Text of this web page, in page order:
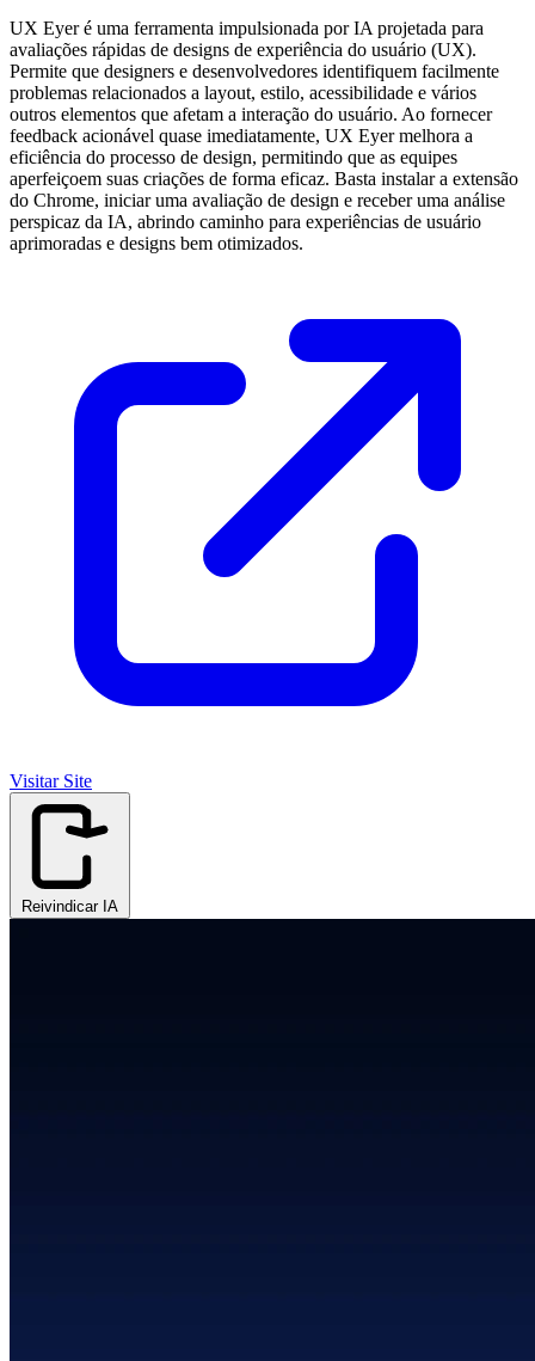
UX Eyer é uma ferramenta impulsionada por IA projetada para
avaliações rápidas de designs de experiência do usuário (UX).
Permite que designers e desenvolvedores identifiquem facilmente
problemas relacionados a layout, estilo, acessibilidade e vários
outros elementos que afetam a interação do usuário. Ao fornecer
feedback acionável quase imediatamente, UX Eyer melhora a
eficiência do processo de design, permitindo que as equipes
aperfeiçoem suas criações de forma eficaz. Basta instalar a extensão
do Chrome, iniciar uma avaliação de design e receber uma análise
perspicaz da IA, abrindo caminho para experiências de usuário
aprimoradas e designs bem otimizados.
Visitar Site
Reivindicar IA